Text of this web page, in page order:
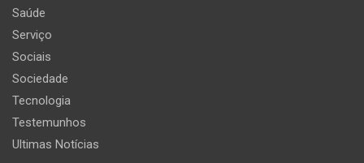
Saúde
Serviço
Sociais
Sociedade
Tecnologia
Testemunhos
Ultimas Notícias